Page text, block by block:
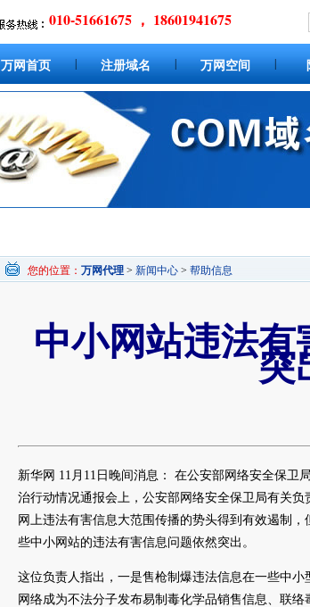
010-51661675 ， 18601941675
万网首页 注册域名 万网空间
您的位置： 万网代理 > 新闻中心 > 帮助信息
中小网站违法
突
新华网 11月11日晚间消息： 在公安部网络安全保卫
治行动情况通报会上，公安部网络安全保卫局有关
网上违法有害信息大范围传播的势头得到有效遏制
些中小网站的违法有害信息问题依然突出。
这位负责人指出，一是售枪制爆违法信息在一些中
网络成为不法分子发布易制毒化学品销售信息、联